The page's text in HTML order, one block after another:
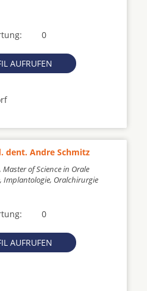
0
AUFRUFEN
dent. Andre Schmitz
of Science in Orale
Implantologie, Oralchirurgie
0
AUFRUFEN